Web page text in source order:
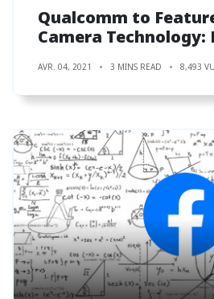
Qualcomm to
Camera Technology:
AVR. 04, 2021 3 MINS READ 8,493